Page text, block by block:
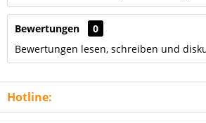
Bewertungen
0
Bewertungen lesen, schreiben und
Hotline: